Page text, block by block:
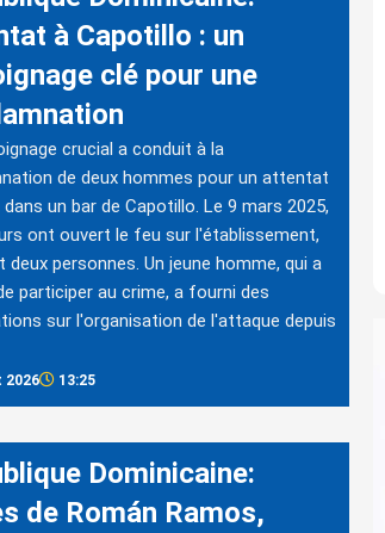
à Capotillo : un
clé pour une
crucial a conduit à la
de deux hommes pour un attentat
un bar de Capotillo. Le 9 mars 2025,
ont ouvert le feu sur l'établissement,
deux personnes. Un jeune homme, qui a
participer au crime, a fourni des
sur l'organisation de l'attaque depuis
2026 13:25
Dominicaine:
de Román Ramos,